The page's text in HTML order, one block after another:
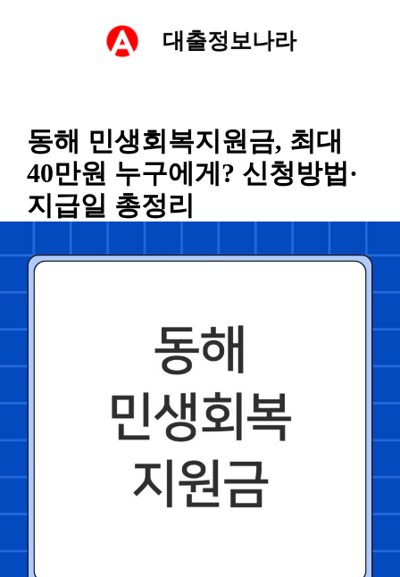
뛰
기
대출정보나라
동해 민생회복지원금, 최대
40만원 누구에게? 신청방법·
지급일 총정리